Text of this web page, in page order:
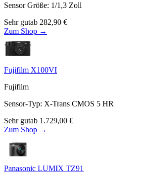
Sensor Größe: 1/1,3 Zoll
Sehr gutab 282,90 €
Zum Shop →
Fujifilm X100VI
Fujifilm
Sensor-Typ: X-Trans CMOS 5 HR
Sehr gutab 1.729,00 €
Zum Shop →
Panasonic LUMIX TZ91